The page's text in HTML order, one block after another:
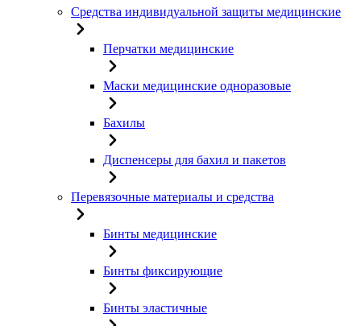
Средства индивидуальной защиты медицинские
Перчатки медицинские
Маски медицинские одноразовые
Бахилы
Диспенсеры для бахил и пакетов
Перевязочные материалы и средства
Бинты медицинские
Бинты фиксирующие
Бинты эластичные